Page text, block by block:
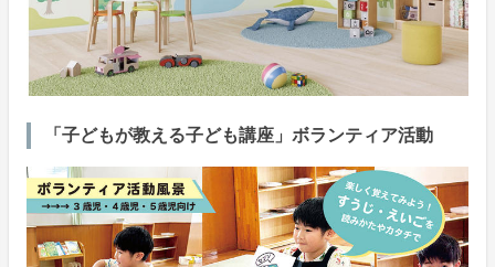
「子どもが教える子ども講座」ボランティア活動